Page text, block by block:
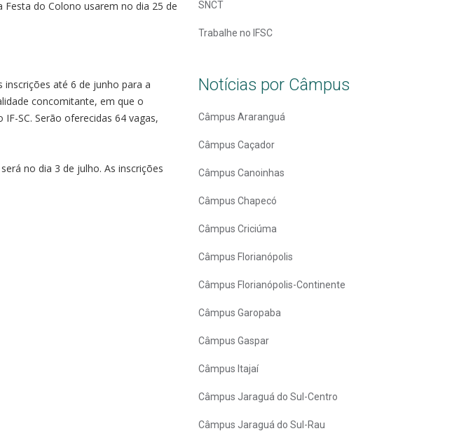
do Colono usarem no dia 25 de
até 6 de junho para a
concomitante, em que o
SC. Serão oferecidas 64 vagas,
no dia 3 de julho. As inscrições
SNCT
Trabalhe no IFSC
Notícias por Câmpus
Câmpus Araranguá
Câmpus Caçador
Câmpus Canoinhas
Câmpus Chapecó
Câmpus Criciúma
Câmpus Florianópolis
Câmpus Florianópolis-Continente
Câmpus Garopaba
Câmpus Gaspar
Câmpus Itajaí
Câmpus Jaraguá do Sul-Centro
Câmpus Jaraguá do Sul-Rau